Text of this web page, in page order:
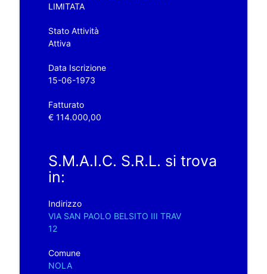
LIMITATA
Stato Attività
Attiva
Data Iscrizione
15-06-1973
Fatturato
€ 114.000,00
S.M.A.I.C. S.R.L. si trova
in:
Indirizzo
VIA SAN PAOLO BELSITO III TRAV
12
Comune
NOLA